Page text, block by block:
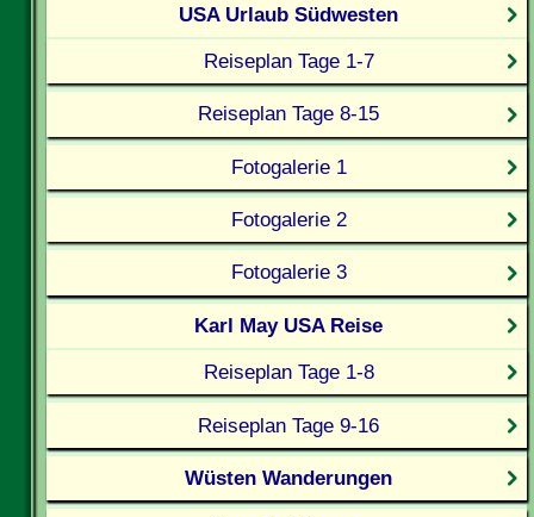
USA Urlaub Südwesten
Reiseplan Tage 1-7
Reiseplan Tage 8-15
Fotogalerie 1
Fotogalerie 2
Fotogalerie 3
Karl May USA Reise
Reiseplan Tage 1-8
Reiseplan Tage 9-16
Wüsten Wanderungen